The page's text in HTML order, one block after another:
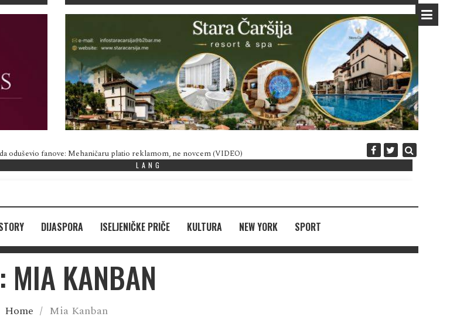
oduševio fanove: Mehaničaru platio reklamom, ne novcem (VIDEO) Diplomatija po
LANG
DIJASPORA ISELJENIČKE PRIČE KULTURA NEW YORK SPORT
MIA KANBAN
Home / Mia Kanban